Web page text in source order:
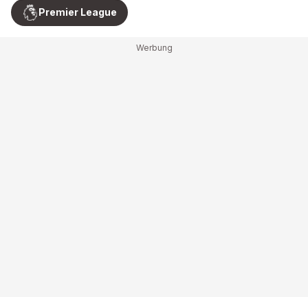
Premier League